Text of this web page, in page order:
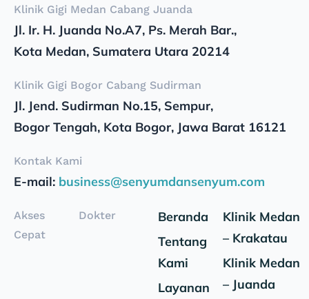
Klinik Gigi Medan Cabang Juanda
Jl. Ir. H. Juanda No.A7, Ps. Merah Bar.,
Kota Medan, Sumatera Utara 20214
Klinik Gigi Bogor Cabang Sudirman
Jl. Jend. Sudirman No.15, Sempur,
Bogor Tengah, Kota Bogor, Jawa Barat 16121
Kontak Kami
E-mail: business@senyumdansenyum.com
Akses
Cepat
Dokter
Beranda
Tentang
Kami
Layanan
Klinik Medan
– Krakatau
Klinik Medan
– Juanda